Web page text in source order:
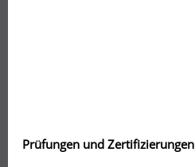
Prüfungen und Zertifizierungen